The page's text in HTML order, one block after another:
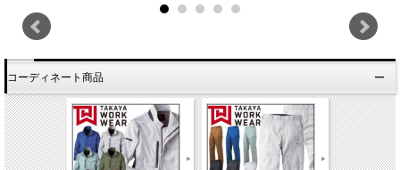
コーディネート商品